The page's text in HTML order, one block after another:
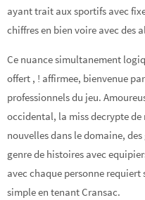
ayant trait aux sportifs avec
chiffres en bien voire avec des
Ce nuance simultanement
offert , ! affirmee, bienvenue
professionnels du jeu.
occidental, la miss decrypte
nouvelles dans le domaine,
genre de histoires avec
avec chaque personne
simple en tenant Cransac.